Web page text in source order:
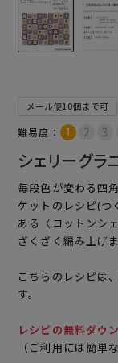
メール便10個まで可
難易度：
シェリーグラ
毎段色が変わる四
ケットのレシピ(つ
ある〈コットンシ
ざくざく編み上げま
こちらのレシピは
す。
レシピの無料ダウ
（ご利用には簡単